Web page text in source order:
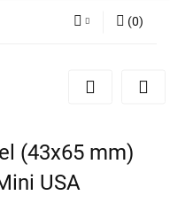
Zarejestruj się
Zgody cookies
(0)
(43x65 mm)
USA